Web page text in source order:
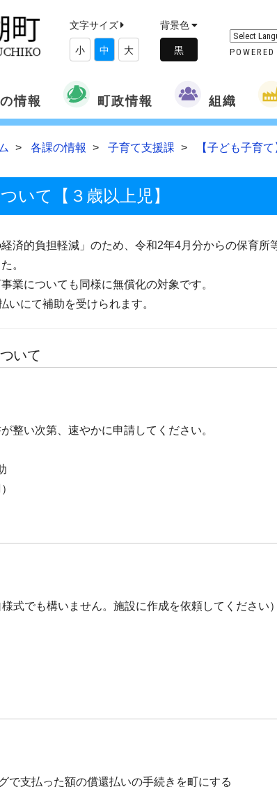
文字サイズ
小 中 大
背景色
情報 町政情報 組織
各課の情報 子育て支援課 【子ども子育
いて【３歳以上児】
済的負担軽減」のため、令和2年4月分からの保育所
。
業についても同様に無償化の対象です。
いにて補助を受けられます。
いて
整い次第、速やかに申請してください。
様式でも構いません。施設に作成を依頼してください）
支払った額の償還払いの手続きを町にする